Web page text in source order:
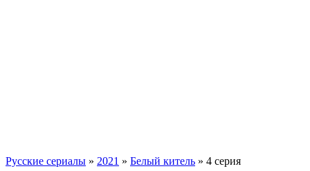
Русские сериалы » 2021 » Белый китель » 4 серия